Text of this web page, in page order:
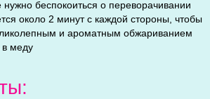
беспокоиться о переворачивании
около 2 минут с каждой стороны, чтобы
и ароматным обжариванием